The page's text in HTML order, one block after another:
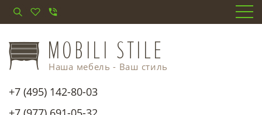
Наша мебель - Ваш стиль
+7 (495) 142-80-03